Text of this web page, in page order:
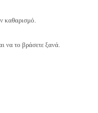
καθαρισμό.
να το βράσετε ξανά.